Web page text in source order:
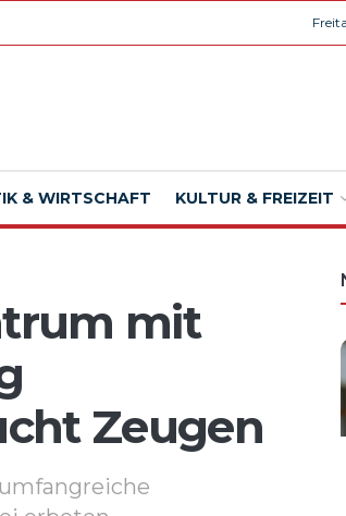
& WIRTSCHAFT KULTUR & FREIZEIT
mit
Zeugen